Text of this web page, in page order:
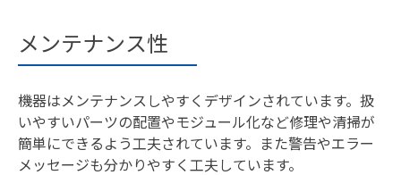
メンテナンス性
機器はメンテナンスしやすくデザインされています。扱
いやすいパーツの配置やモジュール化など修理や清掃が
簡単にできるよう工夫されています。また警告やエラー
メッセージも分かりやすく工夫しています。